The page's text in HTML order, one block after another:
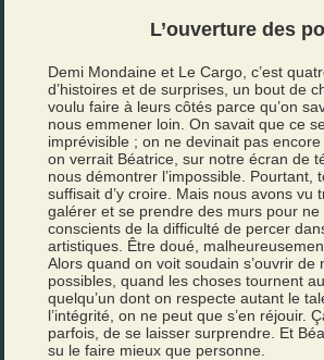
L’ouverture des
Demi Mondaine et Le Cargo, c’est
d’histoires et de surprises, un bout de
voulu faire à leurs côtés parce qu’on
nous emmener loin. On savait que ce
imprévisible ; on ne devinait pas encore
on verrait Béatrice, sur notre écran de
nous démontrer l’impossible. Pourtant,
suffisait d’y croire. Mais nous avons vu
galérer et se prendre des murs pour ne
conscients de la difficulté de percer
artistiques. Être doué,
Alors quand on voit soudain s’ouvrir de
possibles, quand les choses tournent
quelqu’un dont on respecte autant le
l’intégrité, on ne peut que s’en réjouir.
parfois, de se laisser surprendre. Et
su le faire mieux que personne.